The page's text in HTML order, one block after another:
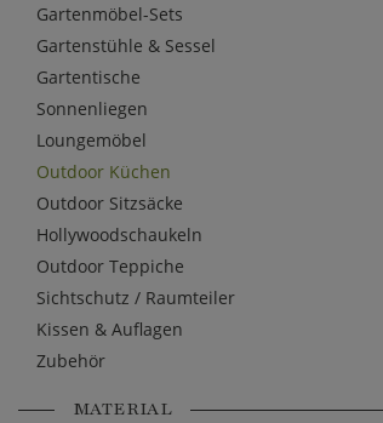
Gartenmöbel-Sets
Gartenstühle & Sessel
Gartentische
Sonnenliegen
Loungemöbel
Outdoor Küchen
Outdoor Sitzsäcke
Hollywoodschaukeln
Outdoor Teppiche
Sichtschutz / Raumteiler
Kissen & Auflagen
Zubehör
MATERIAL